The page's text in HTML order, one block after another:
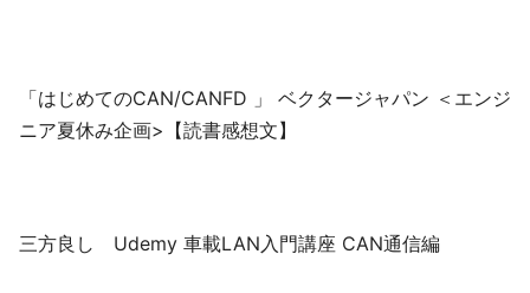
「はじめてのCAN/CANFD 」 ベクタージャパン ＜エンジ
ニア夏休み企画>【読書感想文】
三方良し Udemy 車載LAN入門講座 CAN通信編